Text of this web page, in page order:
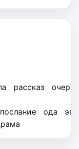
рассказ
очерк
послание ода